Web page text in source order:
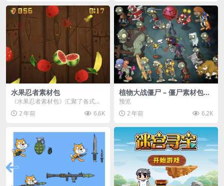
水果忍者素材包
《水果忍者素材包》汇聚了各式鲜
美诱人的水果图像与清脆悦耳的切
割音效，专为追求极致...
2 年前 6.6K
植物大战僵尸 – 僵尸素材包
【可预览】
预览
2 年前
6.2K